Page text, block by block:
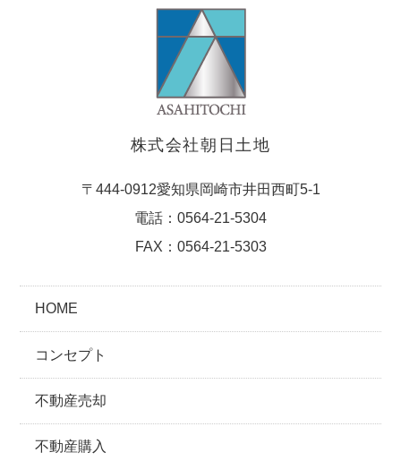
株式会社朝日土地
〒444-0912愛知県岡崎市井田西町5-1
電話：0564-21-5304
FAX：0564-21-5303
HOME
コンセプト
不動産売却
不動産購入